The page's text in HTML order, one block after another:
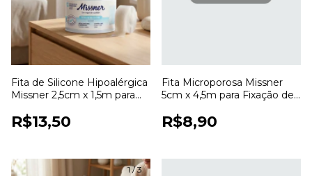
Fita de Silicone Hipoalérgica
Missner 2,5cm x 1,5m para
R$13,50
Fita Microporosa Missner
5cm x 4,5m para Fixação de
R$8,90
1/3